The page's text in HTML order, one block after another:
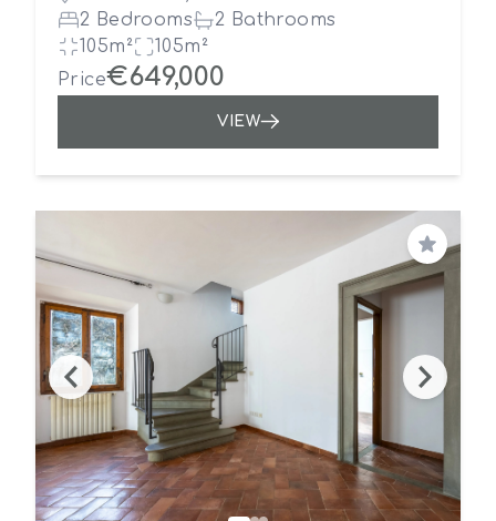
2 Bedrooms
2 Bathrooms
105m²
105m²
Price€649,000
VIEW
Save